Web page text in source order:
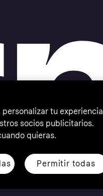
tu experiencia
socios publicitarios.
quieras.
Permitir todas